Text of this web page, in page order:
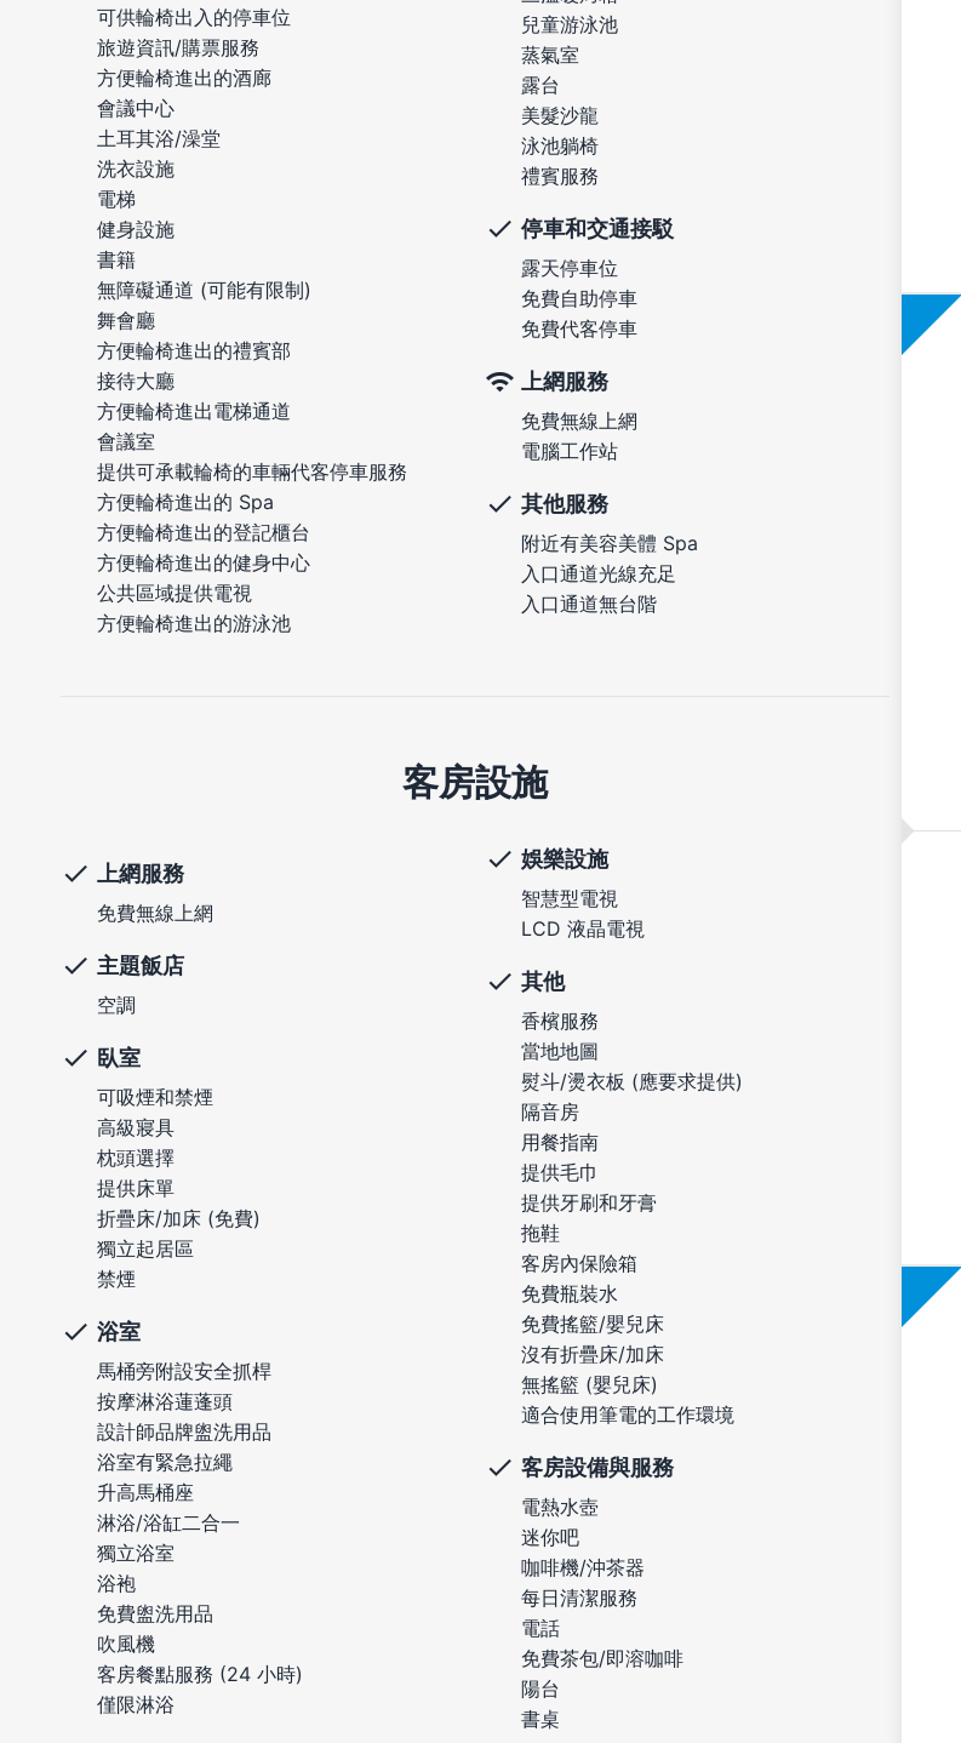
可供輪椅出入的停車位
旅遊資訊/購票服務
方便輪椅進出的酒廊
會議中心
土耳其浴/澡堂
洗衣設施
電梯
健身設施
書籍
無障礙通道 (可能有限制)
舞會廳
方便輪椅進出的禮賓部
接待大廳
方便輪椅進出電梯通道
會議室
提供可承載輪椅的車輛代客停車服務
方便輪椅進出的 Spa
方便輪椅進出的登記櫃台
方便輪椅進出的健身中心
公共區域提供電視
方便輪椅進出的游泳池
兒童游泳池
蒸氣室
露台
美髮沙龍
泳池躺椅
禮賓服務
停車和交通接駁
露天停車位
免費自助停車
免費代客停車
上網服務
免費無線上網
電腦工作站
其他服務
附近有美容美體 Spa
入口通道光線充足
入口通道無台階
客房設施
上網服務
免費無線上網
主題飯店
空調
臥室
可吸煙和禁煙
高級寢具
枕頭選擇
提供床單
折疊床/加床 (免費)
獨立起居區
禁煙
浴室
馬桶旁附設安全抓桿
按摩淋浴蓮蓬頭
設計師品牌盥洗用品
浴室有緊急拉繩
升高馬桶座
淋浴/浴缸二合一
獨立浴室
浴袍
免費盥洗用品
吹風機
客房餐點服務 (24 小時)
僅限淋浴
娛樂設施
智慧型電視
LCD 液晶電視
其他
香檳服務
當地地圖
熨斗/燙衣板 (應要求提供)
隔音房
用餐指南
提供毛巾
提供牙刷和牙膏
拖鞋
客房內保險箱
免費瓶裝水
免費搖籃/嬰兒床
沒有折疊床/加床
無搖籃 (嬰兒床)
適合使用筆電的工作環境
客房設備與服務
電熱水壺
迷你吧
咖啡機/沖茶器
每日清潔服務
電話
免費茶包/即溶咖啡
陽台
書桌